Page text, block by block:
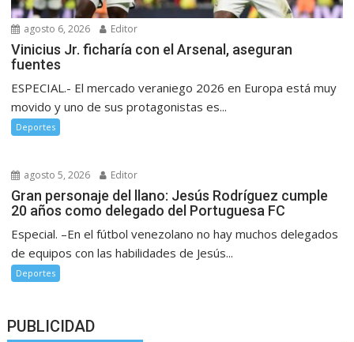
agosto 6, 2026 Editor
Vinicius Jr. ficharía con el Arsenal, aseguran
fuentes
ESPECIAL.- El mercado veraniego 2026 en Europa está muy
movido y uno de sus protagonistas es...
Deportes
agosto 5, 2026 Editor
Gran personaje del llano: Jesús Rodríguez cumple
20 años como delegado del Portuguesa FC
Especial. –En el fútbol venezolano no hay muchos delegados
de equipos con las habilidades de Jesús...
Deportes
PUBLICIDAD